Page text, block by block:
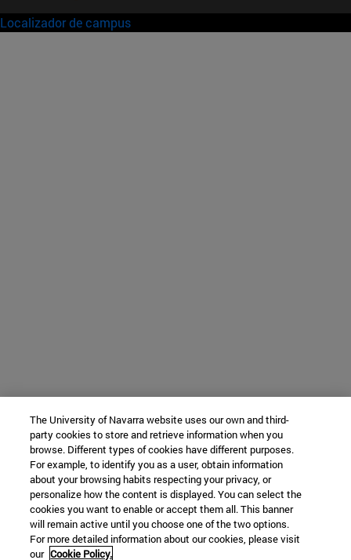
Localizador de campus
The University of Navarra website uses our own and third-
party cookies to store and retrieve information when you
browse. Different types of cookies have different purposes.
For example, to identify you as a user, obtain information
about your browsing habits respecting your privacy, or
personalize how the content is displayed. You can select the
cookies you want to enable or accept them all. This banner
will remain active until you choose one of the two options.
For more detailed information about our cookies, please visit
our Cookie Policy.